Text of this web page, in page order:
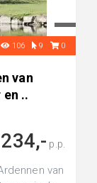
106 9 0
van
..
p.p.
van